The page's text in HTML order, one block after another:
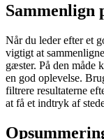
Sammenlign
Når du leder efter et
vigtigt at
gæster. På den måde
en god oplevelse.
filtrere resultaterne
at få et indtryk af